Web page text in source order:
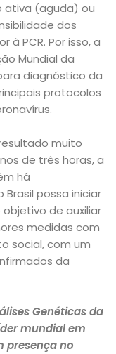
ativa (aguda) ou
dos
PCR. Por isso, a
Mundial da
diagnóstico da
protocolos
muito
de três horas, a
há
possa iniciar
de auxiliar
medidas com
social, com um
da
Genéticas da
mundial em
presença no